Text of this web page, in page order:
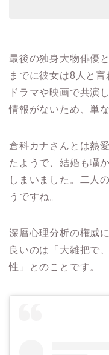
最後の独身大物俳優
までに彼女は8人と
ドラマや映画で共演
情報がないため、単
倉科カナさんとは熱
たようで、結婚も囁
しまいました。二人
うですね。
深層心理分析の権威
良いのは「大雑把で
性」とのことです。